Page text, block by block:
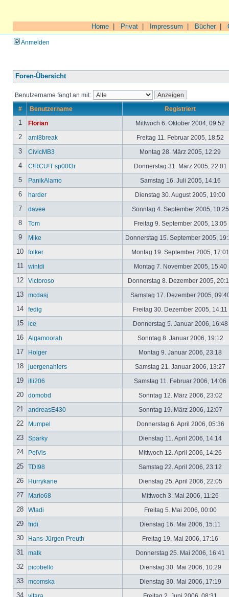
Home Privat Impressum Bücher|
Anmelden
Foren-Übersicht
Benutzername fängt an mit:
# Benutzername Registriert
1 Florian Mittwoch 6. Oktober 2004, 09:52
2 ami8break Freitag 11. Februar 2005, 18:52
3 CivicMB3 Montag 28. März 2005, 12:29
4 C!RCU!T sp00f3r Donnerstag 31. März 2005, 22:01
5 PanikAlamo Samstag 16. Juli 2005, 14:16
6 harder Dienstag 30. August 2005, 19:00
7 davee Sonntag 4. September 2005,
8 Tom Freitag 9. September 2005, 13:05
9 Mike Donnerstag 15. September 2005,
10 folker Montag 19. September 2005,
11 wintdi Montag 7. November 2005, 15:40
12 Victoroso Donnerstag 8. Dezember 2005,
13 mcdasj Samstag 17. Dezember 2005,
14 fedig Freitag 30. Dezember 2005, 14:11
15 ice Donnerstag 5. Januar 2006, 16:48
16 Algamoorah Sonntag 8. Januar 2006, 19:12
17 Holger Montag 9. Januar 2006, 23:18
18 juergenahlers Samstag 21. Januar 2006, 13:27
19 illi206 Samstag 11. Februar 2006, 14:06
20 domobd Sonntag 12. März 2006, 23:02
21 andreasE430 Sonntag 19. März 2006, 12:07
22 Mumpel Donnerstag 6. April 2006, 05:36
23 Sparky Dienstag 11. April 2006, 14:14
24 PelVis Mittwoch 12. April 2006, 14:26
25 TDI98 Samstag 22. April 2006, 23:12
26 Hurrykane Dienstag 25. April 2006, 22:05
27 Mario68 Mittwoch 3. Mai 2006, 11:26
28 Wladi Freitag 5. Mai 2006, 00:00
29 fridi Dienstag 16. Mai 2006, 15:11
30 Hans-Jürgen Preuth Freitag 19. Mai 2006, 17:16
31 matk Donnerstag 25. Mai 2006, 16:41
32 picobello Dienstag 30. Mai 2006, 10:29
33 mcomska Dienstag 30. Mai 2006, 17:19
34